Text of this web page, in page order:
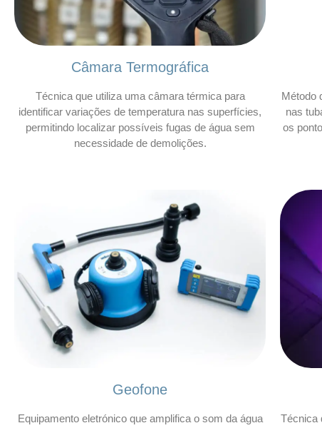
Câmara Termográfica
Técnica que utiliza uma câmara térmica para
identificar variações de temperatura nas superfícies,
permitindo localizar possíveis fugas de água sem
necessidade de demolições.
Método
nas
os
Geofone
Equipamento eletrónico que amplifica o som da água
Técnica